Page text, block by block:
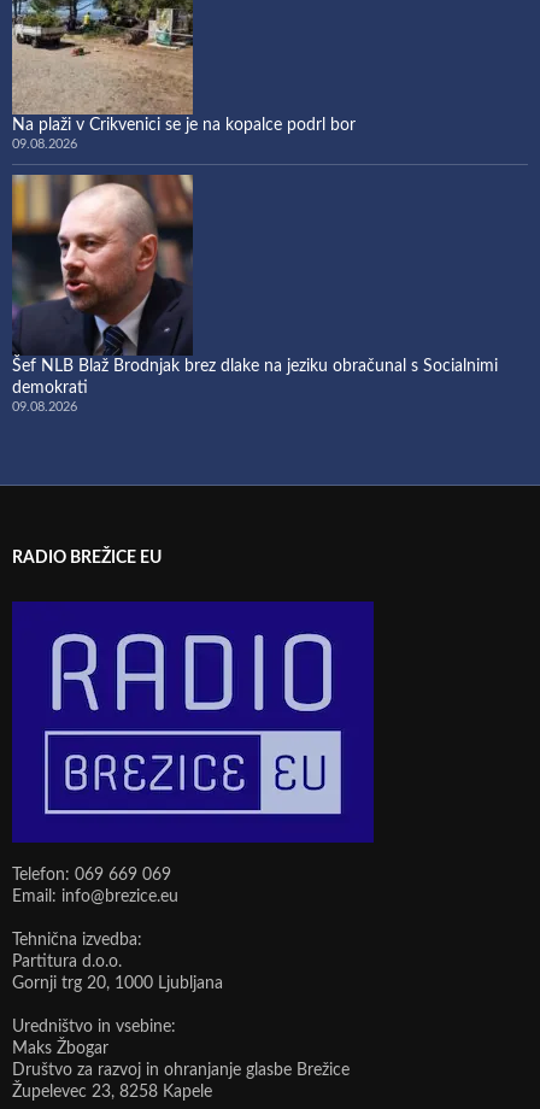
Na plaži v Crikvenici se je na kopalce podrl bor
09.08.2026
Šef NLB Blaž Brodnjak brez dlake na jeziku obračunal s Socialnimi
demokrati
09.08.2026
RADIO BREŽICE EU
Telefon: 069 669 069
Email: info@brezice.eu
Tehnična izvedba:
Partitura d.o.o.
Gornji trg 20, 1000 Ljubljana
Uredništvo in vsebine:
Maks Žbogar
Društvo za razvoj in ohranjanje glasbe Brežice
Župelevec 23, 8258 Kapele